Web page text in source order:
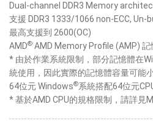
Dual-channel DDR3 Memory
支援 DDR3 1333/1066 non-ECC, Un-
最高支援到 2600(OC)
AMD® AMD Memory Profile (AMP) 記
* 由於作業系統限制，部分記憶體在
統使用，因此實際的記憶體容量可能
64位元 Windows®系統搭配64位元
* 基於AMD CPU的規格限制，請詳見